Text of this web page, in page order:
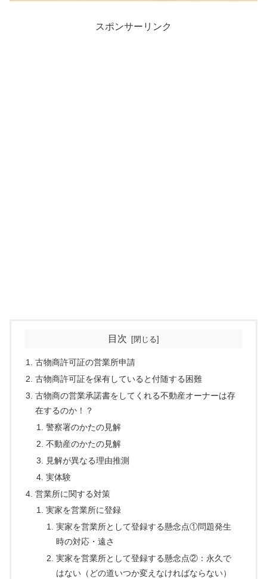
スポンサーリンク
目次
古物商許可証の営業所申請
古物商許可証を保有していると付随する困難
古物商の営業承諾書をしてくれる不動産オーナーは存
在するのか！？
警察署のかたの見解
不動産のかたの見解
見解が異なる理由推測
実体験
営業所に関する対策
実家を営業所に登録
実家を営業所として登録する懸念点①問題発生
時の対応・遠さ
実家を営業所として登録する懸念点②：永久で
はない（どの道いつか変えなければならない）